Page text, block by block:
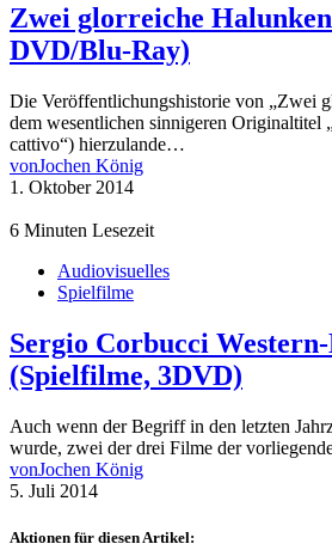
Zwei glorreiche
DVD/Blu-Ray)
Die Veröffentlichungshistorie von „Zwei
dem wesentlichen sinnigeren Originaltitel
cattivo“) hierzulande…
vonJochen König
1. Oktober 2014
6 Minuten Lesezeit
Audiovisuelles
Spielfilme
Sergio Corbucci
(Spielfilme, 3DVD)
Auch wenn der Begriff in den letzten
wurde, zwei der drei Filme der
vonJochen König
5. Juli 2014
Aktionen für diesen Artikel: